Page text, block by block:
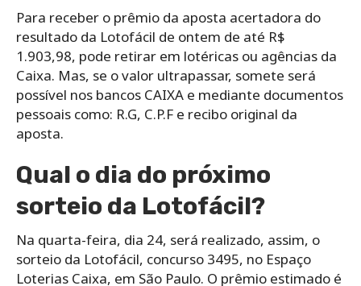
Para receber o prêmio da aposta acertadora do
resultado da Lotofácil de ontem de até R$
1.903,98, pode retirar em lotéricas ou agências da
Caixa. Mas, se o valor ultrapassar, somete será
possível nos bancos CAIXA e mediante documentos
pessoais como: R.G, C.P.F e recibo original da
aposta.
Qual o dia do próximo
sorteio da Lotofácil?
Na quarta-feira, dia 24, será realizado, assim, o
sorteio da Lotofácil, concurso 3495, no Espaço
Loterias Caixa, em São Paulo. O prêmio estimado é